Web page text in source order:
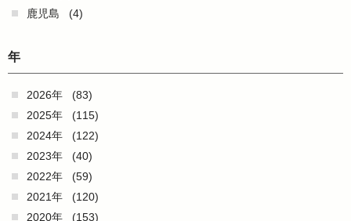
鹿児島
(4)
年
2026年
(83)
2025年
(115)
2024年
(122)
2023年
(40)
2022年
(59)
2021年
(120)
2020年
(153)